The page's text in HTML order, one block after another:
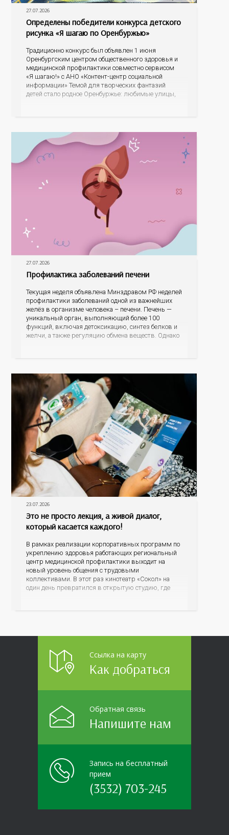
27.07.2026
Определены победители конкурса детского
рисунка «Я шагаю по Оренбуржью»
Традиционно конкурс был объявлен 1 июня
Оренбургским центром общественного здоровья и
медицинской профилактики совместно сервисом
«Я шагаю!» с АНО «Контент-центр социальной
информации» Темой для творческих фантазий
детей стало родное Оренбуржье: любимые улицы,
27.07.2026
Профилактика заболеваний печени
Текущая неделя объявлена Минздравом РФ неделей
профилактики заболеваний одной из важнейших
желёз в организме человека – печени. Печень —
уникальный орган, выполняющий более 100
функций, включая детоксикацию, синтез белков и
желчи, а также регуляцию обмена веществ. Однако
23.07.2026
Это не просто лекция, а живой диалог,
который касается каждого!
В рамках реализации корпоративных программ по
укреплению здоровья работающих региональный
центр медицинской профилактики выходит на
новый уровень общения с трудовыми
коллективами. В этот раз кинотеатр «Сокол» на
один день превратился в открытую студию, где
Ссылка на карту
Как добраться
Обратная связь
Напишите нам
Запись на бесплатный
прием
(3532) 703-245